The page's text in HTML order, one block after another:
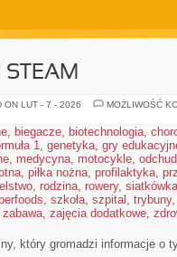
STEAM
ON LUT - 7 - 2026
MOŻLIWOŚĆ
, biegacze, biotechnologia,
1, genetyka, gry
, medycyna, motocykle,
, piłka nożna, profilaktyka,
, rodzina, rowery, siatkówka
, szkoła, szpital , trybuny
zabawa, zajęcia dodatkowe,
który gromadzi informacje o